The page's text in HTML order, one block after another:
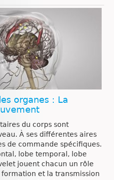
organes : La
du corps sont
À ses différentes aires
de commande spécifiques.
lobe temporal, lobe
jouent chacun un rôle
et la transmission